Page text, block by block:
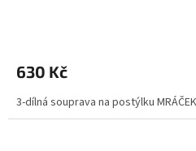
630 Kč
3-dílná souprava na postýlku MRÁČEK